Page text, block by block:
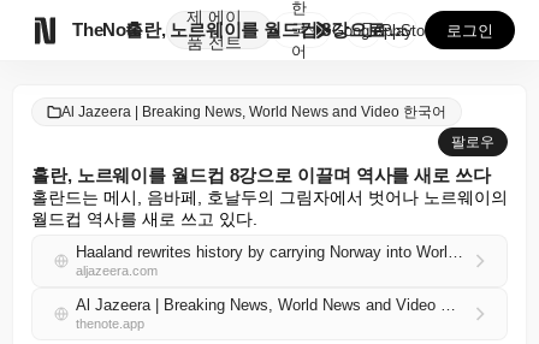
TheNote
제
품
에이
전트
홀란, 노르웨이를 월드컵 8강으로 이끌며 역사를 새로 ...
한
국
어
GooglePlay
AppStore 로그인
Al Jazeera | Breaking News, World News and Video 한국어
팔로우
홀란, 노르웨이를 월드컵 8강으로 이끌며 역사를 새로 쓰다
홀란드는 메시, 음바페, 호날두의 그림자에서 벗어나 노르웨이의
월드컵 역사를 새로 쓰고 있다.
Haaland rewrites history by carrying Norway into World Cup quarterfinals
aljazeera.com
Al Jazeera | Breaking News, World News and Video 한국어 RSS
thenote.app